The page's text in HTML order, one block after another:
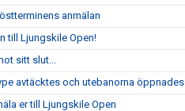
anmälan
till Ljungskile Open!
sitt slut...
avtäcktes och utebanorna öppnades
er till Ljungskile Open